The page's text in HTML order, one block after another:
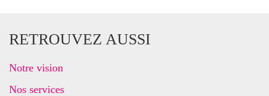
RETROUVEZ AUSSI
Notre vision
Nos services